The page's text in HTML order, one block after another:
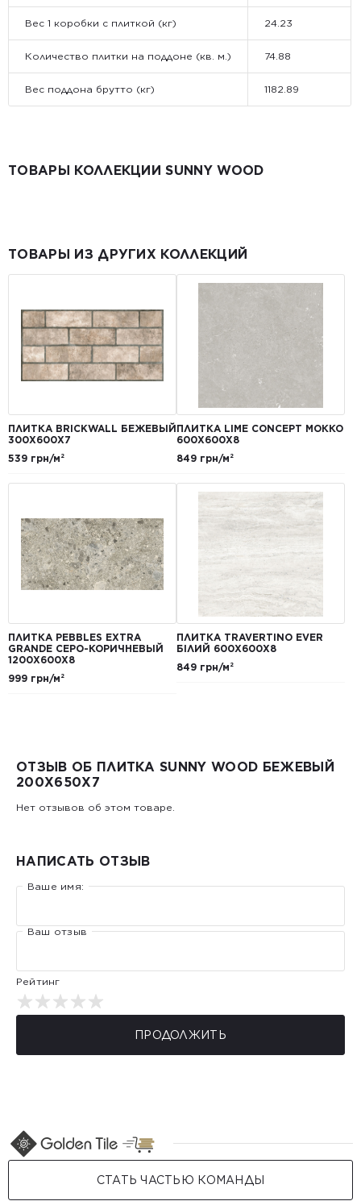
Вес 1 коробки с плиткой (кг) 24.23
Количество плитки на поддоне (кв. м.) 74.88
Вес поддона брутто (кг) 1182.89
ТОВАРЫ КОЛЛЕКЦИИ SUNNY WOOD
ТОВАРЫ ИЗ ДРУГИХ КОЛЛЕКЦИЙ
ПЛИТКА BRICKWALL БЕЖЕВЫЙ
300Х600Х7
539 грн/м²
ПЛИТКА LIME CONCEPT МОККО
600Х600Х8
849 грн/м²
ПЛИТКА PEBBLES EXTRA
GRANDE СЕРО-КОРИЧНЕВЫЙ
1200Х600Х8
999 грн/м²
ПЛИТКА TRAVERTINO EVER
БІЛИЙ 600Х600Х8
849 грн/м²
ОТЗЫВ ОБ ПЛИТКА SUNNY WOOD БЕЖЕВЫЙ
200X650X7
Нет отзывов об этом товаре.
НАПИСАТЬ ОТЗЫВ
Ваше имя:
Ваш отзыв
Рейтинг
ПРОДОЛЖИТЬ
СТАТЬ ЧАСТЬЮ КОМАНДЫ